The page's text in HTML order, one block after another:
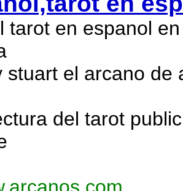
tarot en espanol
stuart el arcano de
del tarot